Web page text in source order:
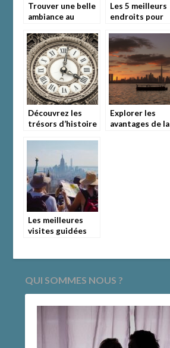
Trouver une belle
ambiance au
fin de l’été
Les 5 meilleurs
endroits pour
photos a Pornic
Découvrez les
trésors d’histoire
Explorer les
avantages de la
Les meilleures
visites guidées
QUI SOMMES NOUS ?